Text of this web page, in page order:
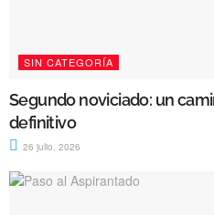
SIN CATEGORÍA
Segundo noviciado: un
definitivo
26 julio, 2026